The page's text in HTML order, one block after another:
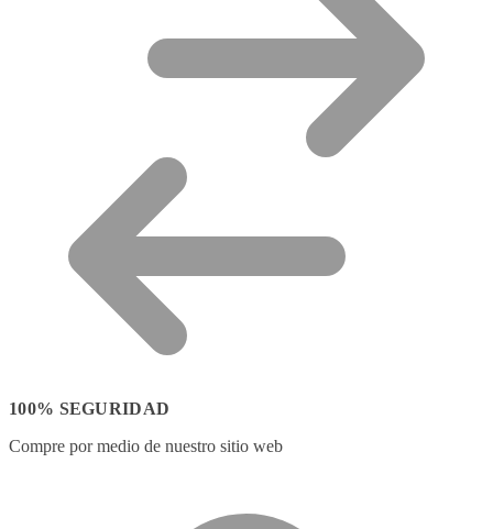
100% SEGURIDAD
Compre por medio de nuestro sitio web